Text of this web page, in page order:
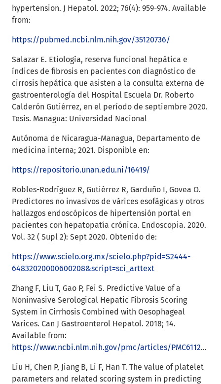
hypertension. J Hepatol. 2022; 76(4): 959-974. Available
from:
https://pubmed.ncbi.nlm.nih.gov/35120736/
Salazar E. Etiología, reserva funcional hepática e
índices de fibrosis en pacientes con diagnóstico de
cirrosis hepática que asisten a la consulta externa de
gastroenterología del Hospital Escuela Dr. Roberto
Calderón Gutiérrez, en el período de septiembre 2020.
Tesis. Managua: Universidad Nacional
Autónoma de Nicaragua-Managua, Departamento de
medicina interna; 2021. Disponible en:
https://repositorio.unan.edu.ni/16419/
Robles-Rodríguez R, Gutiérrez R, Garduño I, Govea O.
Predictores no invasivos de várices esofágicas y otros
hallazgos endoscópicos de hipertensión portal en
pacientes con hepatopatía crónica. Endoscopia. 2020.
Vol. 32 ( Supl 2): Sept 2020. Obtenido de:
https://www.scielo.org.mx/scielo.php?pid=S2444-
64832020000600208&script=sci_arttext
Zhang F, Liu T, Gao P, Fei S. Predictive Value of a
Noninvasive Serological Hepatic Fibrosis Scoring
System in Cirrhosis Combined with Oesophageal
Varices. Can J Gastroenterol Hepatol. 2018; 14.
Available from:
https://www.ncbi.nlm.nih.gov/pmc/articles/PMC6112226/
Liu H, Chen P, Jiang B, Li F, Han T. The value of platelet
parameters and related scoring system in predicting